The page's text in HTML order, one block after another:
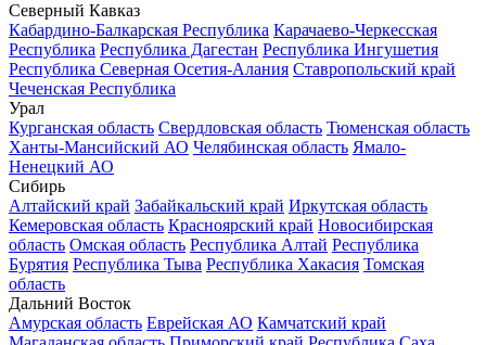
Северный Кавказ
Кабардино-Балкарская Республика Карачаево-Черкесская
Республика Республика Дагестан Республика Ингушетия
Республика Северная Осетия-Алания Ставропольский край
Чеченская Республика
Урал
Курганская область Свердловская область Тюменская область
Ханты-Мансийский АО Челябинская область Ямало-
Ненецкий АО
Сибирь
Алтайский край Забайкальский край Иркутская область
Кемеровская область Красноярский край Новосибирская
область Омская область Республика Алтай Республика
Бурятия Республика Тыва Республика Хакасия Томская
область
Дальний Восток
Амурская область Еврейская АО Камчатский край